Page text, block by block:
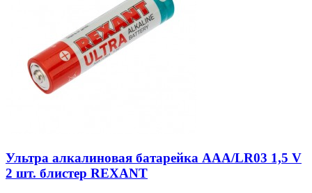
Ультра алкалиновая батарейка AAA/LR03 1,5 V
2 шт. блистер REXANT